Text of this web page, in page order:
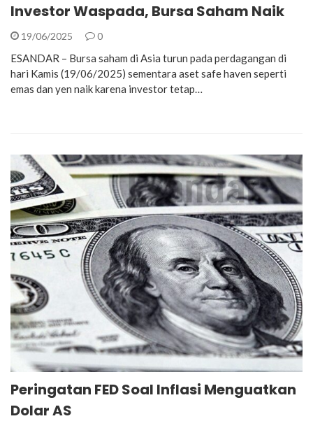
Investor Waspada, Bursa Saham Naik
19/06/2025 0
ESANDAR – Bursa saham di Asia turun pada perdagangan di
hari Kamis (19/06/2025) sementara aset safe haven seperti
emas dan yen naik karena investor tetap…
Peringatan FED Soal Inflasi Menguatkan
Dolar AS